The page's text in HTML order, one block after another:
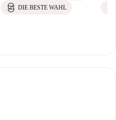
DIE BESTE WAHL